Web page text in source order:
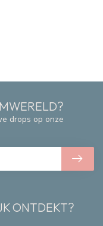
ONTDEKT?
drops op onze